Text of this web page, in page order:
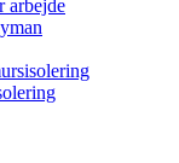
arbejde